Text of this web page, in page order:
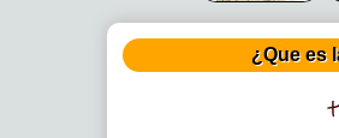
¿Que es